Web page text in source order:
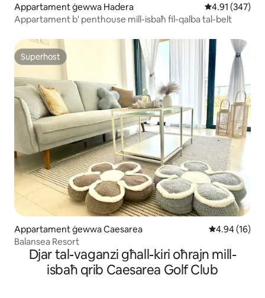
Appartament ġewwa Hadera Rating medju
4.91 (347)
Appartament b' penthouse mill-isbaħ fil-qalba tal-belt
Superhost
Superhost
Appartament ġewwa Caesarea Rating
4.94 (16)
Balansea Resort
Djar tal-vaganzi għall-kiri oħrajn mill-
isbaħ qrib Caesarea Golf Club